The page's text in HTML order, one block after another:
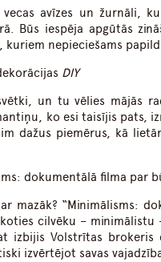
avīzes un žurnāli,
Būs iespēja apgūtās
kuriem nepieciešams
DIY
un tu vēlies mājās
ko esi taisījis pats,
dažus piemērus, kā
dokumentālā filma par
mazāk? “Minimālisms:
cilvēku – minimālistu
izbijis Volstrītas
izvērtējot savas